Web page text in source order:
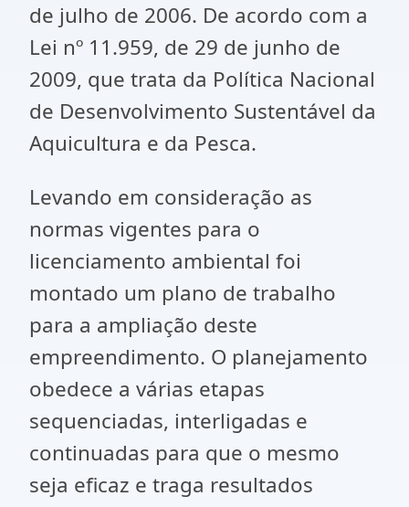
de julho de 2006. De acordo com a
Lei nº 11.959, de 29 de junho de
2009, que trata da Política Nacional
de Desenvolvimento Sustentável da
Aquicultura e da Pesca.
Levando em consideração as
normas vigentes para o
licenciamento ambiental foi
montado um plano de trabalho
para a ampliação deste
empreendimento. O planejamento
obedece a várias etapas
sequenciadas, interligadas e
continuadas para que o mesmo
seja eficaz e traga resultados